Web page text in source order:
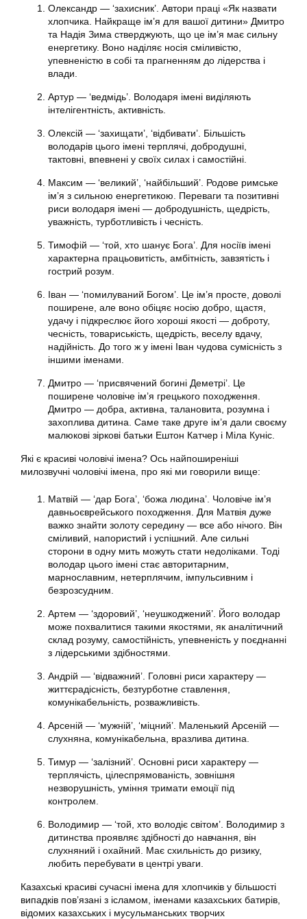
Олександр — ‘захисник’. Автори праці «Як назвати
хлопчика. Найкраще ім’я для вашої дитини» Дмитро
та Надія Зима стверджують, що це ім’я має сильну
енергетику. Воно наділяє носія сміливістю,
упевненістю в собі та прагненням до лідерства і
влади.
Артур — ‘ведмідь’. Володаря імені виділяють
інтелігентність, активність.
Олексій — ‘захищати’, ‘відбивати’. Більшість
володарів цього імені терплячі, добродушні,
тактовні, впевнені у своїх силах і самостійні.
Максим — ‘великий’, ‘найбільший’. Родове римське
ім’я з сильною енергетикою. Переваги та позитивні
риси володаря імені — добродушність, щедрість,
уважність, турботливість і чесність.
Тимофій — ‘той, хто шанує Бога’. Для носіїв імені
характерна працьовитість, амбітність, завзятість і
гострий розум.
Іван — ‘помилуваний Богом’. Це ім’я просте, доволі
поширене, але воно обіцяє носію добро, щастя,
удачу і підкреслює його хороші якості — доброту,
чесність, товариськість, щедрість, веселу вдачу,
надійність. До того ж у імені Іван чудова сумісність з
іншими іменами.
Дмитро — ‘присвячений богині Деметрі’. Це
поширене чоловіче ім’я грецького походження.
Дмитро — добра, активна, талановита, розумна і
захоплива дитина. Саме таке друге ім’я дали своєму
малюкові зіркові батьки Ештон Катчер і Міла Куніс.
Які є красиві чоловічі імена? Ось найпоширеніші
милозвучні чоловічі імена, про які ми говорили вище:
Матвій — ‘дар Бога’, ‘божа людина’. Чоловіче ім’я
давньоєврейського походження. Для Матвія дуже
важко знайти золоту середину — все або нічого. Він
сміливий, напористий і успішний. Але сильні
сторони в одну мить можуть стати недоліками. Тоді
володар цього імені стає авторитарним,
марнославним, нетерплячим, імпульсивним і
безрозсудним.
Артем — ‘здоровий’, ‘неушкоджений’. Його володар
може похвалитися такими якостями, як аналітичний
склад розуму, самостійність, упевненість у поєднанні
з лідерськими здібностями.
Андрій — ‘відважний’. Головні риси характеру —
життєрадісність, безтурботне ставлення,
комунікабельність, розважливість.
Арсеній — ‘мужній’, ‘міцний’. Маленький Арсеній —
слухняна, комунікабельна, вразлива дитина.
Тимур — ‘залізний’. Основні риси характеру —
терплячість, цілеспрямованість, зовнішня
незворушність, уміння тримати емоції під
контролем.
Володимир — ‘той, хто володіє світом’. Володимир з
дитинства проявляє здібності до навчання, він
слухняний і охайний. Має схильність до ризику,
любить перебувати в центрі уваги.
Казахські красиві сучасні імена для хлопчиків у більшості
випадків пов’язані з ісламом, іменами казахських батирів,
відомих казахських і мусульманських творчих